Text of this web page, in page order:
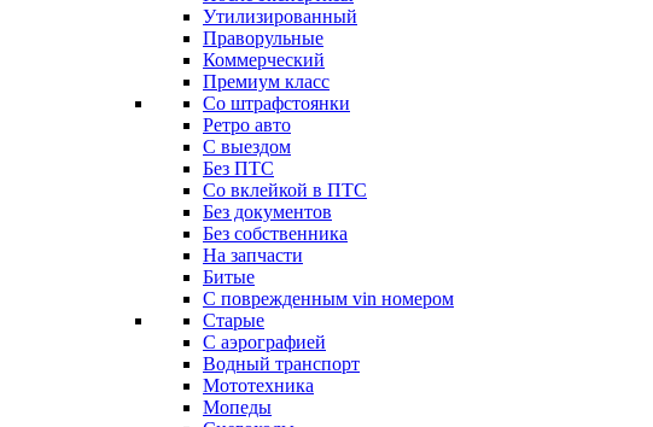
Утилизированный
Праворульные
Коммерческий
Премиум класс
Со штрафстоянки
Ретро авто
С выездом
Без ПТС
Со вклейкой в ПТС
Без документов
Без собственника
На запчасти
Битые
С поврежденным vin номером
Старые
С аэрографией
Водный транспорт
Мототехника
Мопеды